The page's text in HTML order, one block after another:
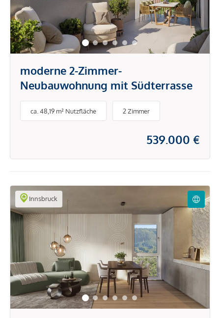
moderne 2-Zimmer-
Neubauwohnung mit Südterrasse
ca. 48,19 m² Nutzfläche 2 Zimmer
539.000 €
Innsbruck